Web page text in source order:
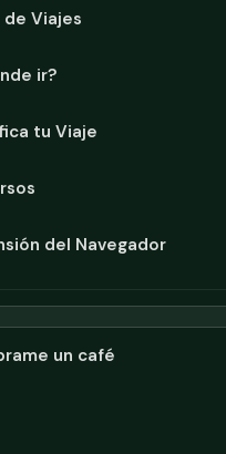
de Viajes
ir?
tu Viaje
del Navegador
un café